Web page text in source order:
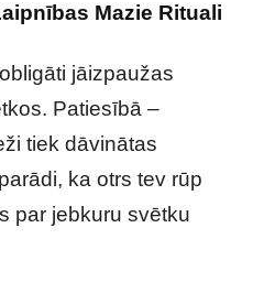
Mazie Rituali
jāizpaužas
Patiesībā –
tiek dāvinātas
ka otrs tev rūp
par jebkuru svētku